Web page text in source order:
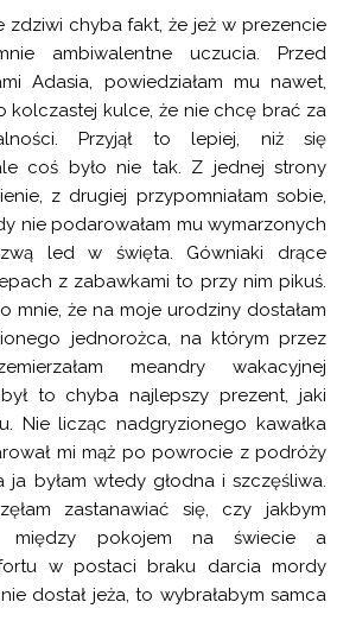
zdziwi chyba fakt, że jeż w prezencie
ambiwalentne uczucia. Przed
Adasia, powiedziałam mu nawet,
kolczastej kulce, że nie chcę brać za
Przyjął to lepiej, niż się
coś było nie tak. Z jednej strony
z drugiej przypomniałam sobie,
nie podarowałam mu wymarzonych
led w święta. Gówniaki drące
z zabawkami to przy nim pikuś.
mnie, że na moje urodziny dostałam
jednorożca, na którym przez
meandry wakacyjnej
to chyba najlepszy prezent, jaki
Nie licząc nadgryzionego kawałka
mi mąż po powrocie z podróży
ja byłam wtedy głodna i szczęśliwa.
zastanawiać się, czy jakbym
między pokojem na świecie a
w postaci braku darcia mordy
dostał jeża, to wybrałabym samca